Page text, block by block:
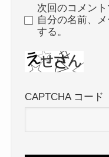
次回のコメン
自分の名前、
する。
CAPTCHA コード